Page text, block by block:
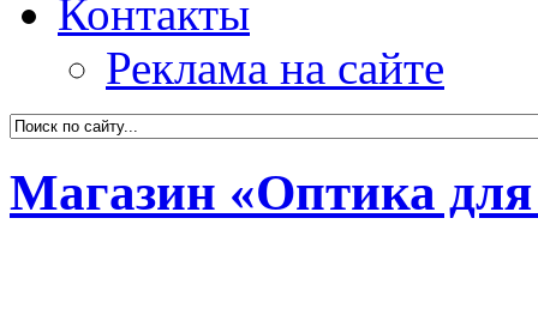
Контакты
Реклама на сайте
Магазин «Оптика